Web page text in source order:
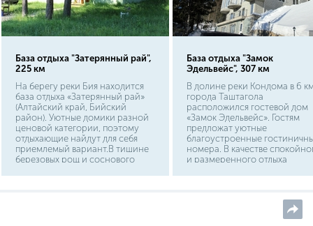
База отдыха "Затерянный рай",
225 км
На берегу реки Бия находится
база отдыха «Затерянный рай»
(Алтайский край, Бийский
район). Уютные домики разной
ценовой категории, поэтому
отдыхающие найдут для себя
приемлемый вариант.В тишине
березовых рощ и соснового
База отдыха "Замок
Эдельвейс", 307 км
В долине реки Кондома в 6
города Таштагола
расположился гостевой дом
«Замок Эдельвейс». Гостям
предложат уютные
благоустроенные
номера. В качестве
и размеренного отдыха
шашлыком на вернаде,